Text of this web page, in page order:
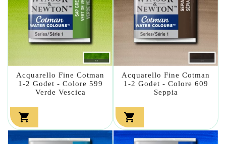
Acquarello Fine Cotman
1-2 Godet - Colore 599
Verde Vescica

Acquarello Fine Cotman
1-2 Godet - Colore 609
Seppia
